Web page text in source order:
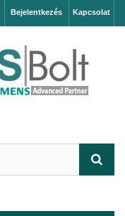
Kapcsolat
Bejelentkezés